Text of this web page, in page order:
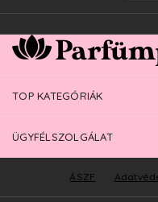
TOP KATEGÓRIÁK
ÜGYFÉLSZOLGÁLAT
ÁSZF